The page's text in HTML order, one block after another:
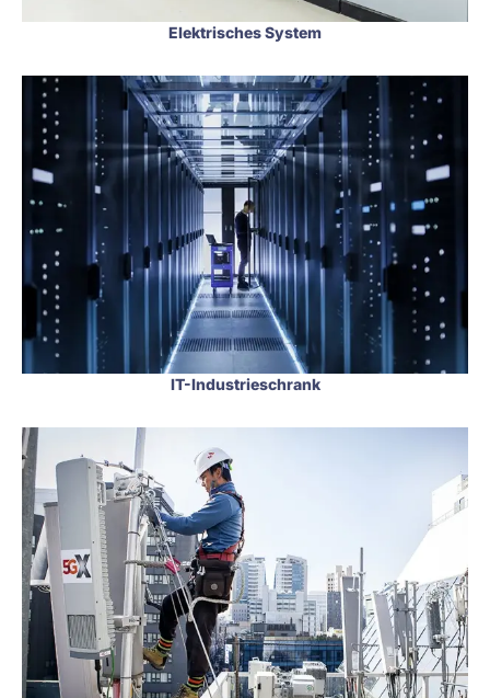
Elektrisches System
IT-Industrieschrank